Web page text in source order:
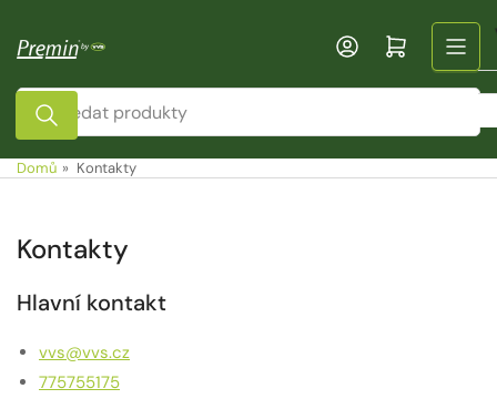
obsahu
Vyhledat
produkty
Otevřít mini košík
Domů » Kontakty
Kontakty
Hlavní kontakt
vvs@vvs.cz
775755175